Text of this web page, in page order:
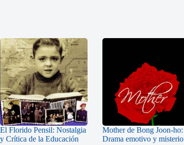
El Florido Pensil: Nostalgia
y Crítica de la Educación
Mother de Bong Joon-ho:
Drama emotivo y misterio